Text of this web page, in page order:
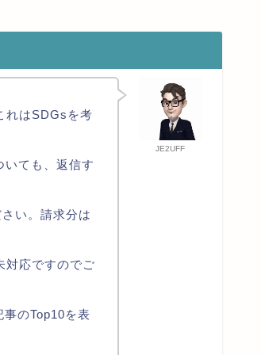
JE2UFF
れはSDGsを考
いても、返信す
い。請求分は
応ですのでご
のTop10を表